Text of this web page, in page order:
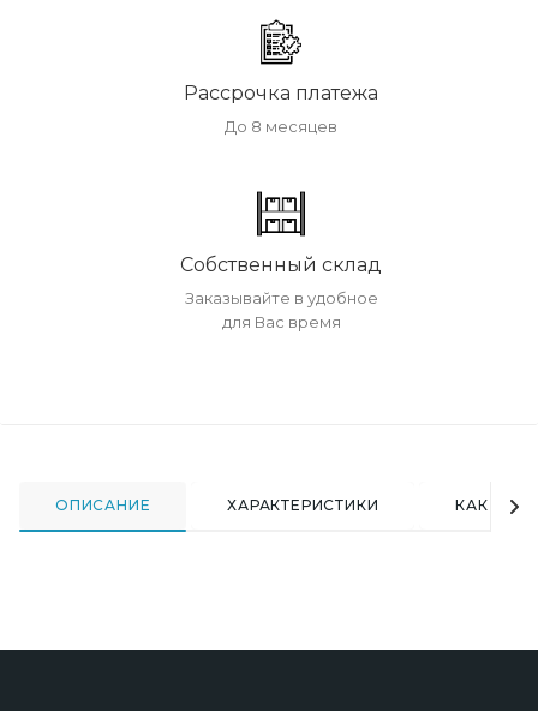
Рассрочка платежа
До 8 месяцев
Собственный склад
Заказывайте в удобное
для Вас время
ОПИСАНИЕ ХАРАКТЕРИСТИКИ КАК